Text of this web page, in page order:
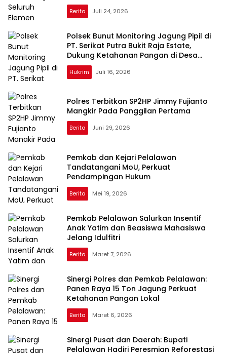
Berita Juli 24, 2026
Polsek Bunut Monitoring Jagung Pipil di
PT. Serikat Putra Bukit Raja Estate,
Dukung Ketahanan Pangan di Desa
Sialang Kayu Batu
Hukrim Juli 16, 2026
Polres Terbitkan SP2HP Jimmy Fujianto
Mangkir Pada Panggilan Pertama
Berita Juni 29, 2026
Pemkab dan Kejari Pelalawan
Tandatangani MoU, Perkuat
Pendampingan Hukum
Berita Mei 19, 2026
Pemkab Pelalawan Salurkan Insentif
Anak Yatim dan Beasiswa Mahasiswa
Jelang Idulfitri
Berita Maret 7, 2026
Sinergi Polres dan Pemkab Pelalawan:
Panen Raya 15 Ton Jagung Perkuat
Ketahanan Pangan Lokal
Berita Maret 6, 2026
Sinergi Pusat dan Daerah: Bupati
Pelalawan Hadiri Peresmian Reforestasi